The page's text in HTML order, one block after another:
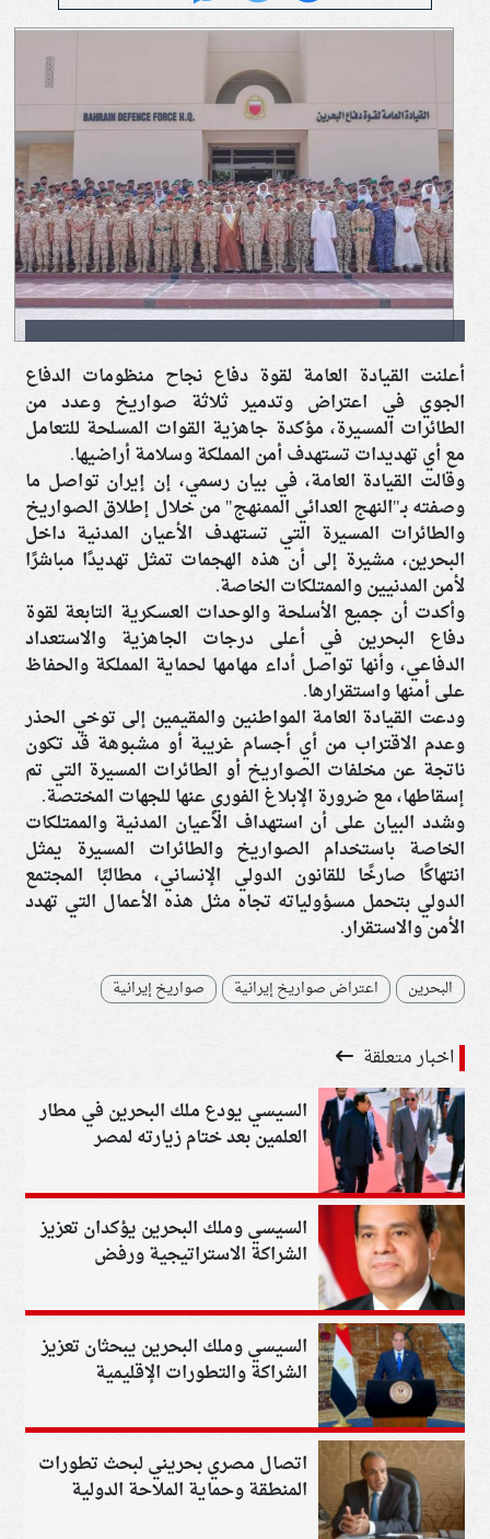
أعلنت القيادة العامة لقوة دفاع نجاح منظومات الدفاع
الجوي في اعتراض وتدمير ثلاثة صواريخ وعدد من
الطائرات المسيرة، مؤكدة جاهزية القوات المسلحة للتعامل
مع أي تهديدات تستهدف أمن المملكة وسلامة أراضيها.
وقالت القيادة العامة، في بيان رسمي، إن إيران تواصل ما
وصفته بـ"النهج العدائي الممنهج" من خلال إطلاق الصواريخ
والطائرات المسيرة التي تستهدف الأعيان المدنية داخل
البحرين، مشيرة إلى أن هذه الهجمات تمثل تهديدًا مباشرًا
لأمن المدنيين والممتلكات الخاصة.
وأكدت أن جميع الأسلحة والوحدات العسكرية التابعة لقوة
دفاع البحرين في أعلى درجات الجاهزية والاستعداد
الدفاعي، وأنها تواصل أداء مهامها لحماية المملكة والحفاظ
على أمنها واستقرارها.
ودعت القيادة العامة المواطنين والمقيمين إلى توخي الحذر
وعدم الاقتراب من أي أجسام غريبة أو مشبوهة قد تكون
ناتجة عن مخلفات الصواريخ أو الطائرات المسيرة التي تم
إسقاطها، مع ضرورة الإبلاغ الفوري عنها للجهات المختصة.
وشدد البيان على أن استهداف الأعيان المدنية والممتلكات
الخاصة باستخدام الصواريخ والطائرات المسيرة يمثل
انتهاكًا صارخًا للقانون الدولي الإنساني، مطالبًا المجتمع
الدولي بتحمل مسؤولياته تجاه مثل هذه الأعمال التي تهدد
الأمن والاستقرار.
البحرين اعتراض صواريخ إيرانية صواريخ إيرانية
اخبار متعلقة
السيسي يودع ملك البحرين في مطار
العلمين بعد ختام زيارته لمصر
السيسي وملك البحرين يؤكدان تعزيز
الشراكة الاستراتيجية ورفض
السيسي وملك البحرين يبحثان تعزيز
الشراكة والتطورات الإقليمية
اتصال مصري بحريني لبحث تطورات
المنطقة وحماية الملاحة الدولية